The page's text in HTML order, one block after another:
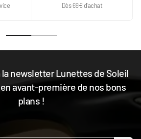
Dès 69€ d'achat
newsletter Lunettes de Soleil
avant-première de nos bons
plans !